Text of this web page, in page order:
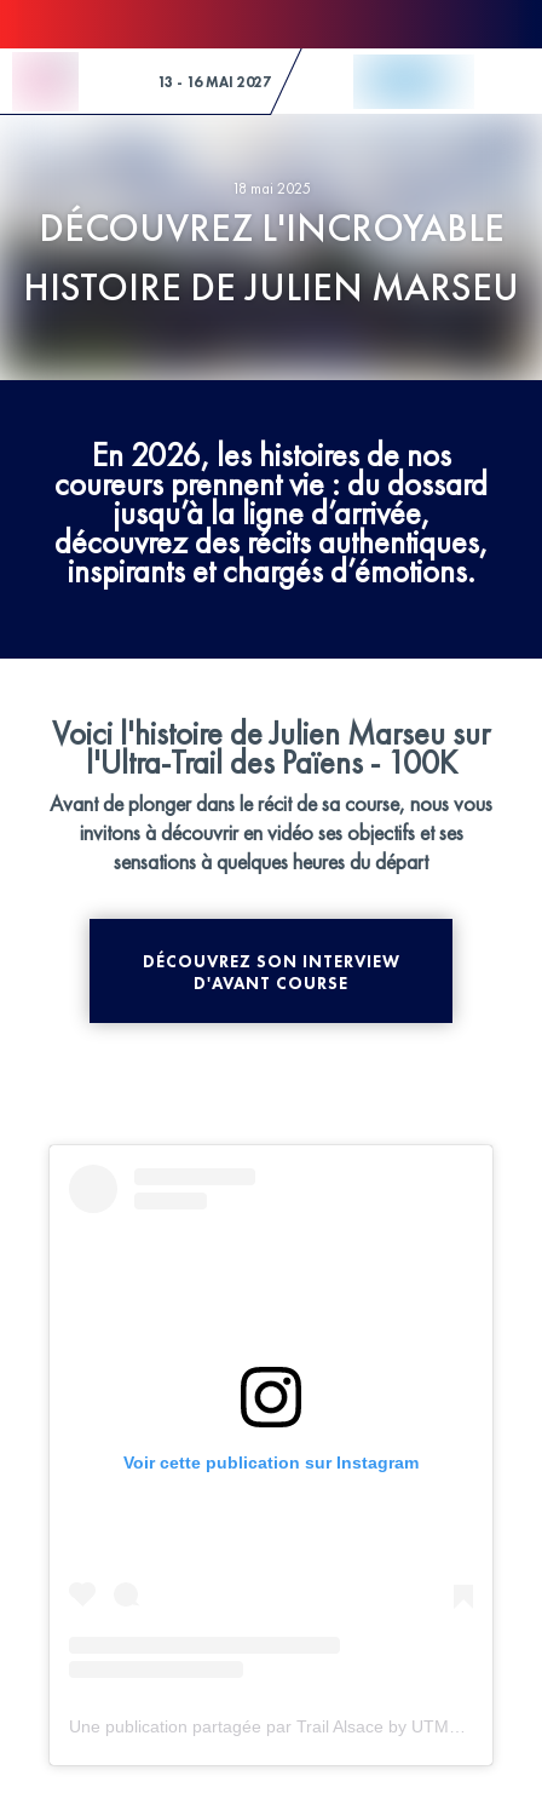
13 - 16 MAI 2027
18 mai 2025
DÉCOUVREZ L'INCROYABLE
HISTOIRE DE JULIEN MARSEU
En 2026, les histoires de nos
coureurs prennent vie : du dossard
jusqu’à la ligne d’arrivée,
découvrez des récits authentiques,
inspirants et chargés d’émotions.
Voici l'histoire de Julien Marseu sur
l'Ultra-Trail des Païens - 100K
Avant de plonger dans le récit de sa course, nous vous
invitons à découvrir en vidéo ses objectifs et ses
sensations à quelques heures du départ
DÉCOUVREZ SON INTERVIEW
D'AVANT COURSE
Voir cette publication sur Instagram